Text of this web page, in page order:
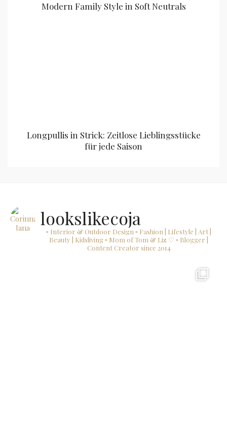
Modern Family Style in Soft Neutrals
Longpullis in Strick: Zeitlose Lieblingsstücke
für jede Saison
lookslikecoja
▫ Interior & Outdoor Design ▫ Fashion | Lifestyle | Art |
Beauty | Kidsliving▫ Mom of Tom & Liz ♡ ▫ Blogger |
Content Creator since 2014